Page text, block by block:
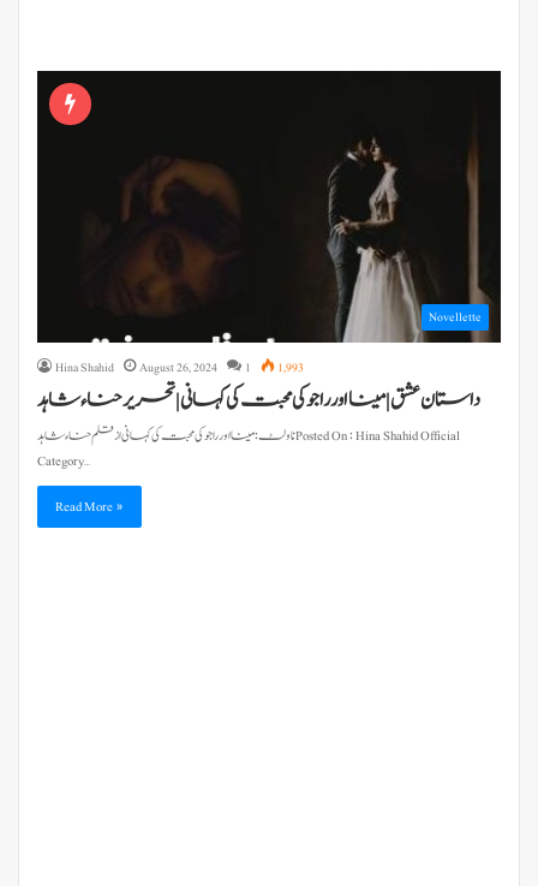
Novellette
Hina Shahid August 26, 2024 1 1,993
داستان عشق | مینا اور راجو کی محبت کی کہانی | تحریر حناء شاہد
ناولٹ : مینا اور راجو کی محبت کی کہانی از قلم حناء شاہد Posted On : Hina Shahid Official
Category…
Read More »